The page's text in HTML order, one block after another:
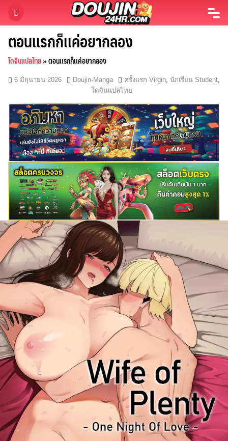
ตอนเเรกก็เเค่อยากลอง
โดจินแปลไทย»ตอนเเรกก็เเค่อยากลอง
6 มิถุนายน 2026 Doujin-Manga ครั้งแรก Virgin, นักเรียน Student,
โดจินแปลไทย